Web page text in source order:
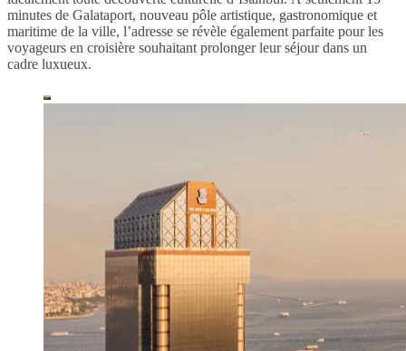
minutes de Galataport, nouveau pôle artistique, gastronomique et
maritime de la ville, l’adresse se révèle également parfaite pour les
voyageurs en croisière souhaitant prolonger leur séjour dans un
cadre luxueux.